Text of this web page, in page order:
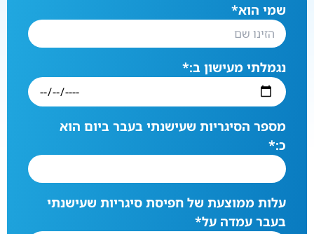
שמי הוא*
נגמלתי מעישון ב:*
מספר הסיגריות שעישנתי בעבר ביום הוא
כ:*
עלות ממוצעת של חפיסת סיגריות שעישנתי
בעבר עמדה על*